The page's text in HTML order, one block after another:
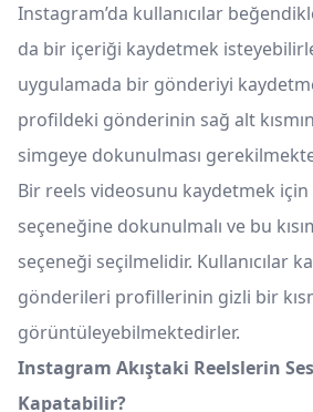
Instagram’da kullanıcılar
da bir içeriği kaydetmek
uygulamada bir gönderiyi
profildeki gönderinin sağ alt
simgeye dokunulması
Bir reels videosunu kaydetmek
seçeneğine dokunulmalı ve bu
seçeneği seçilmelidir. Kullanıcılar
gönderileri profillerinin gizli bir
görüntüleyebilmektedirler.
Instagram Akıştaki Reelslerin
Kapatabilir?